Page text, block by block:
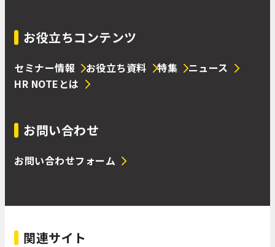
お役立ちコンテンツ
セミナー情報 お役立ち資料 特集
ニュース
HR NOTEとは
お問い合わせ
お問い合わせフォーム
関連サイト